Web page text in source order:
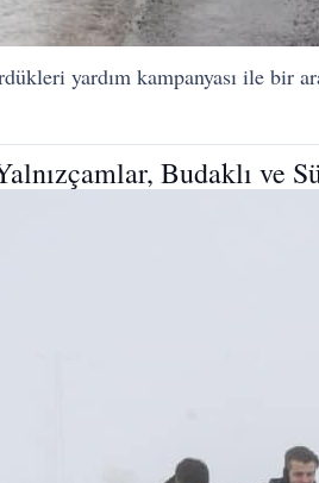
yardım kampanyası ile
Budaklı ve